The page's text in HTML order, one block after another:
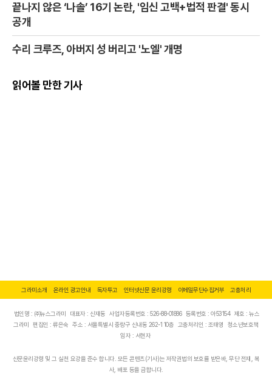
끝나지 않은 ‘나솔’ 16기 논란, '임신 고백+법적 판결' 동시
공개
수리 크루즈, 아버지 성 버리고 '노엘' 개명
읽어볼 만한 기사
그라미소개 온라인 광고안내 독자투고 인터넷신문 윤리강령 이메일무단수집거부 고충처리
법인명 : ㈜뉴스그라미 대표자 : 신재동 사업자등록번호 : 526-88-01886 등록번호 : 아53154 제호 : 뉴스
그라미
편집인 : 류은숙 주소 : 서울특별시 중랑구 신내동 262-1 10층 고충처리인 : 조태영
청소년보호책
임자 : 서현자
신문윤리강령 및 그 실천 요강을 준수 합니다. 모든 콘텐츠(기사)는 저작권법의 보호를 받은바, 무단 전재, 복
사, 배포 등을 금합니다.